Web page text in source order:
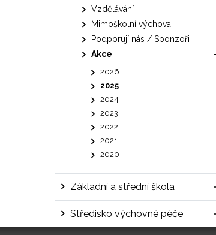
Vzdělávání
Mimoškolní výchova
Podporují nás / Sponzoři
Akce
2026
2025
2024
2023
2022
2021
2020
Základní a střední škola
Středisko výchovné péče